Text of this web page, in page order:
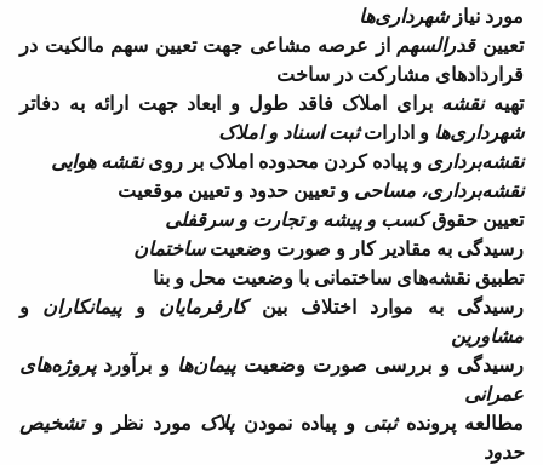
مورد نیازشهرداری‌ها
تعیینقدرالسهماز عرصه مشاعی جهت تعیین سهم مالکیت در
قراردادهای مشارکت در ساخت
تهیهنقشهبرای املاک فاقد طول و ابعاد جهت ارائه به دفاتر
شهرداری‌ها و اداراتثبت اسناد و املاک
نقشه‌برداری و پیاده کردن محدوده املاک بر روینقشه‌ هوایی
نقشه‌برداری، مساحی و تعیین حدود و تعیین موقعیت
تعیین حقوقکسب و پیشه و تجارت و سرقفلی
رسیدگی به مقادیر کار و صورت وضعیتساختمان
تطبیق نقشه‌های ساختمانی با وضعیت محل و بنا
رسیدگی به موارد اختلاف بینکارفرمایانوپیمانکاران و
مشاورین
رسیدگی و بررسی صورت وضعیتپیمان‌هاو برآوردپروژه‌های
عمرانی
مطالعه پروندهثبتیو پیاده نمودنپلاک مورد نظر وتشخیص
حدود